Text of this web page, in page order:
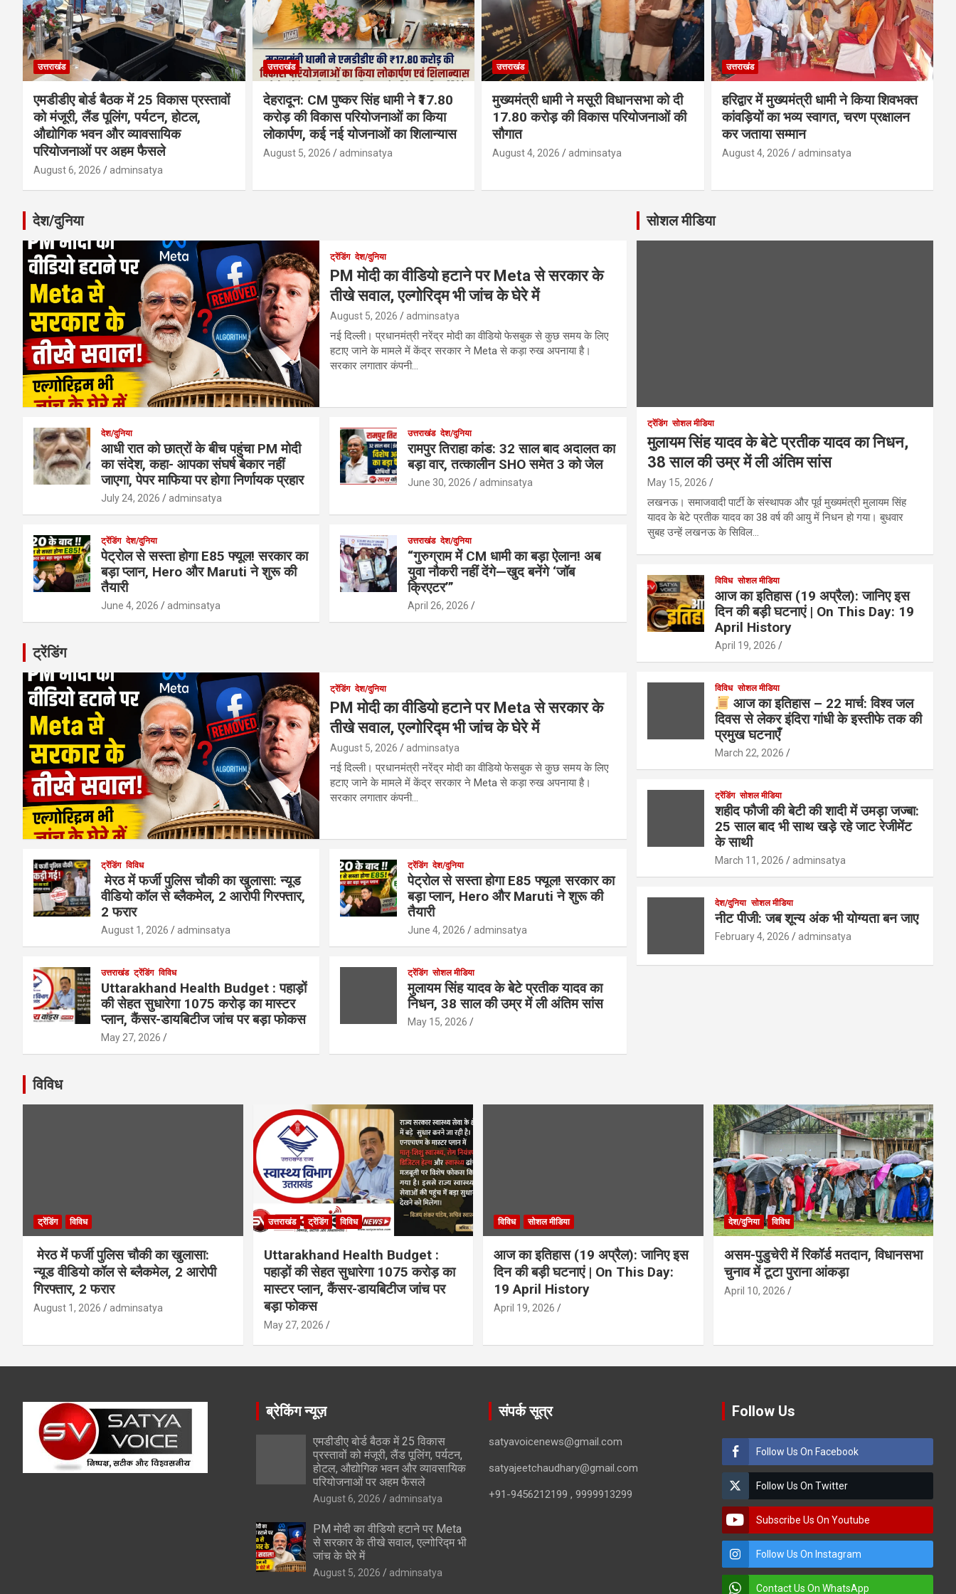
उत्तराखंड
एमडीडीए बोर्ड बैठक में 25 विकास प्रस्तावों
को मंजूरी, लैंड पूलिंग, पर्यटन, होटल,
औद्योगिक भवन और व्यावसायिक
परियोजनाओं पर अहम फैसले
August 6, 2026 adminsatya
उत्तराखंड
देहरादून: CM पुष्कर सिंह धामी ने ₹17.80
करोड़ की विकास परियोजनाओं का किया
लोकार्पण, कई नई योजनाओं का शिलान्यास
August 5, 2026 adminsatya
उत्तराखंड
मुख्यमंत्री धामी ने मसूरी विधानसभा को दी
17.80 करोड़ की विकास परियोजनाओं की
सौगात
August 4, 2026 adminsatya
उत्तराखंड
हरिद्वार में मुख्यमंत्री धामी ने किया शिवभक्त
कांवड़ियों का भव्य स्वागत, चरण प्रक्षालन
कर जताया सम्मान
August 4, 2026 adminsatya
देश/दुनिया
ट्रेंडिंग देश/दुनिया
PM मोदी का वीडियो हटाने पर Meta से सरकार के
तीखे सवाल, एल्गोरिद्म भी जांच के घेरे में
August 5, 2026 adminsatya
नई दिल्ली। प्रधानमंत्री नरेंद्र मोदी का वीडियो फेसबुक से कुछ समय के लिए
हटाए जाने के मामले में केंद्र सरकार ने Meta से कड़ा रुख अपनाया है।
सरकार लगातार कंपनी…
देश/दुनिया
आधी रात को छात्रों के बीच पहुंचा PM मोदी
का संदेश, कहा- आपका संघर्ष बेकार नहीं
जाएगा, पेपर माफिया पर होगा निर्णायक प्रहार
July 24, 2026 adminsatya
उत्तराखंड देश/दुनिया
रामपुर तिराहा कांड: 32 साल बाद अदालत का
बड़ा वार, तत्कालीन SHO समेत 3 को जेल
June 30, 2026 adminsatya
ट्रेंडिंग देश/दुनिया
पेट्रोल से सस्ता होगा E85 फ्यूल! सरकार का
बड़ा प्लान, Hero और Maruti ने शुरू की
तैयारी
June 4, 2026 adminsatya
उत्तराखंड देश/दुनिया
“गुरुग्राम में CM धामी का बड़ा ऐलान! अब
युवा नौकरी नहीं देंगे—खुद बनेंगे ‘जॉब
क्रिएटर’”
April 26, 2026
ट्रेंडिंग
ट्रेंडिंग देश/दुनिया
PM मोदी का वीडियो हटाने पर Meta से सरकार के
तीखे सवाल, एल्गोरिद्म भी जांच के घेरे में
August 5, 2026 adminsatya
नई दिल्ली। प्रधानमंत्री नरेंद्र मोदी का वीडियो फेसबुक से कुछ समय के लिए
हटाए जाने के मामले में केंद्र सरकार ने Meta से कड़ा रुख अपनाया है।
सरकार लगातार कंपनी…
ट्रेंडिंग विविध
मेरठ में फर्जी पुलिस चौकी का खुलासा: न्यूड
वीडियो कॉल से ब्लैकमेल, 2 आरोपी गिरफ्तार,
2 फरार
August 1, 2026 adminsatya
ट्रेंडिंग देश/दुनिया
पेट्रोल से सस्ता होगा E85 फ्यूल! सरकार का
बड़ा प्लान, Hero और Maruti ने शुरू की
तैयारी
June 4, 2026 adminsatya
उत्तराखंड ट्रेंडिंग विविध
Uttarakhand Health Budget : पहाड़ों
की सेहत सुधारेगा 1075 करोड़ का मास्टर
प्लान, कैंसर-डायबिटीज जांच पर बड़ा फोकस
May 27, 2026
ट्रेंडिंग सोशल मीडिया
मुलायम सिंह यादव के बेटे प्रतीक यादव का
निधन, 38 साल की उम्र में ली अंतिम सांस
May 15, 2026
सोशल मीडिया
ट्रेंडिंग सोशल मीडिया
मुलायम सिंह यादव के बेटे प्रतीक यादव का निधन,
38 साल की उम्र में ली अंतिम सांस
May 15, 2026
लखनऊ। समाजवादी पार्टी के संस्थापक और पूर्व मुख्यमंत्री मुलायम सिंह
यादव के बेटे प्रतीक यादव का 38 वर्ष की आयु में निधन हो गया। बुधवार
सुबह उन्हें लखनऊ के सिविल…
विविध सोशल मीडिया
आज का इतिहास (19 अप्रैल): जानिए इस
दिन की बड़ी घटनाएं | On This Day: 19
April History
April 19, 2026
विविध सोशल मीडिया
आज का इतिहास – 22 मार्च: विश्व जल
दिवस से लेकर इंदिरा गांधी के इस्तीफे तक की
प्रमुख घटनाएँ
March 22, 2026
ट्रेंडिंग सोशल मीडिया
शहीद फौजी की बेटी की शादी में उमड़ा जज्बा:
25 साल बाद भी साथ खड़े रहे जाट रेजीमेंट
के साथी
March 11, 2026 adminsatya
देश/दुनिया सोशल मीडिया
नीट पीजी: जब शून्य अंक भी योग्यता बन जाए
February 4, 2026 adminsatya
विविध
ट्रेंडिंग विविध
मेरठ में फर्जी पुलिस चौकी का खुलासा:
न्यूड वीडियो कॉल से ब्लैकमेल, 2 आरोपी
गिरफ्तार, 2 फरार
August 1, 2026 adminsatya
उत्तराखंड ट्रेंडिंग विविध
Uttarakhand Health Budget :
पहाड़ों की सेहत सुधारेगा 1075 करोड़ का
मास्टर प्लान, कैंसर-डायबिटीज जांच पर
बड़ा फोकस
May 27, 2026
विविध सोशल मीडिया
आज का इतिहास (19 अप्रैल): जानिए इस
दिन की बड़ी घटनाएं | On This Day:
19 April History
April 19, 2026
देश/दुनिया विविध
असम-पुडुचेरी में रिकॉर्ड मतदान, विधानसभा
चुनाव में टूटा पुराना आंकड़ा
April 10, 2026
ब्रेकिंग न्यूज़
एमडीडीए बोर्ड बैठक में 25 विकास
प्रस्तावों को मंजूरी, लैंड पूलिंग, पर्यटन,
होटल, औद्योगिक भवन और व्यावसायिक
परियोजनाओं पर अहम फैसले
August 6, 2026 adminsatya
PM मोदी का वीडियो हटाने पर Meta
से सरकार के तीखे सवाल, एल्गोरिद्म भी
जांच के घेरे में
August 5, 2026 adminsatya
संपर्क सूत्र
satyavoicenews@gmail.com
satyajeetchaudhary@gmail.com
+91-9456212199 , 9999913299
Follow Us
Follow Us On Facebook
Follow Us On Twitter
Subscribe Us On Youtube
Follow Us On Instagram
Contact Us On WhatsApp